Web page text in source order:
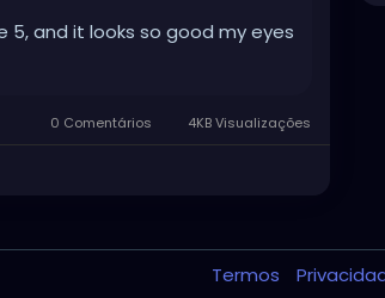
5, and it looks so good my eyes
0 Comentários 4KB Visualizações
Termos